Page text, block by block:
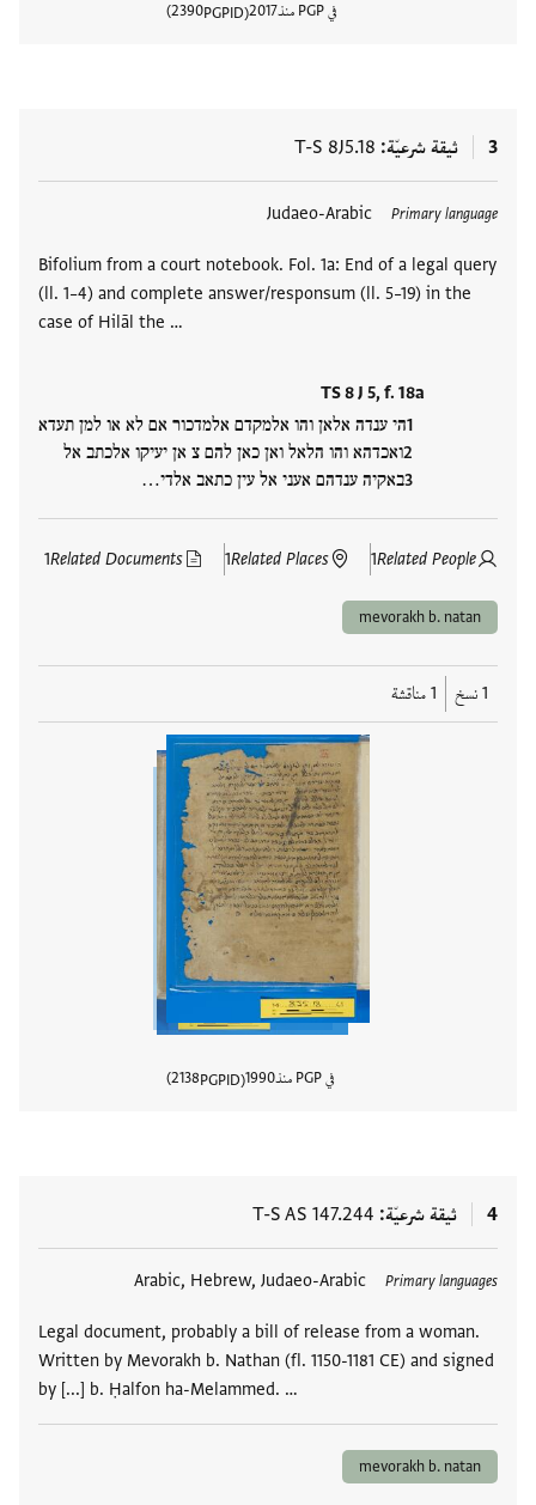
في PGP منذ 2017
PGPID
2390
3 ثيقة شرعيّة T-S 8J5.18
Primary language
Judaeo-Arabic
Bifolium from a court notebook. Fol. 1a: End of a legal query
(ll. 1–4) and complete answer/responsum (ll. 5–19) in the
case of Hilāl the …
TS 8 J 5, f. 18a
הי ענדה אלאן והו אלמקדם אלמדכור אם לא או למן תעדא
ואכדהא והו הלאל ואן כאן להם צ אן יעיקו אלכתב אל
באקיה ענדהם אעני אל עין כתאב אלדי…
Related People
1
Related Places
1
Related Documents
1
العلامات
mevorakh b. natan
1 نسخ 1 مناقشة
في PGP منذ 1990
PGPID
2138
4 ثيقة شرعيّة T-S AS 147.244
Primary languages
Arabic, Hebrew, Judaeo-Arabic
Legal document, probably a bill of release from a woman.
Written by Mevorakh b. Nathan (fl. 1150-1181 CE) and signed
by [...] b. Ḥalfon ha-Melammed. …
العلامات
mevorakh b. natan